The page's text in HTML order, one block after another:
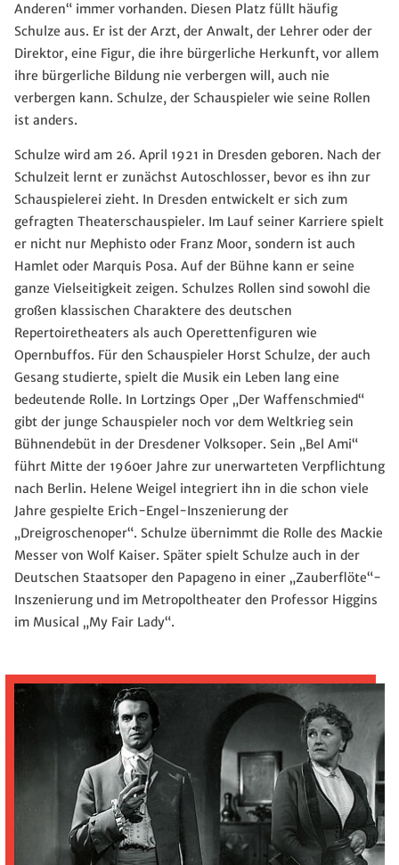
Anderen“ immer vorhanden. Diesen Platz füllt häufig
Schulze aus. Er ist der Arzt, der Anwalt, der Lehrer oder der
Direktor, eine Figur, die ihre bürgerliche Herkunft, vor allem
ihre bürgerliche Bildung nie verbergen will, auch nie
verbergen kann. Schulze, der Schauspieler wie seine Rollen
ist anders.
Schulze wird am 26. April 1921 in Dresden geboren. Nach der
Schulzeit lernt er zunächst Autoschlosser, bevor es ihn zur
Schauspielerei zieht. In Dresden entwickelt er sich zum
gefragten Theaterschauspieler. Im Lauf seiner Karriere spielt
er nicht nur Mephisto oder Franz Moor, sondern ist auch
Hamlet oder Marquis Posa. Auf der Bühne kann er seine
ganze Vielseitigkeit zeigen. Schulzes Rollen sind sowohl die
großen klassischen Charaktere des deutschen
Repertoiretheaters als auch Operettenfiguren wie
Opernbuffos. Für den Schauspieler Horst Schulze, der auch
Gesang studierte, spielt die Musik ein Leben lang eine
bedeutende Rolle. In Lortzings Oper „Der Waffenschmied“
gibt der junge Schauspieler noch vor dem Weltkrieg sein
Bühnendebüt in der Dresdener Volksoper. Sein „Bel Ami“
führt Mitte der 1960er Jahre zur unerwarteten Verpflichtung
nach Berlin. Helene Weigel integriert ihn in die schon viele
Jahre gespielte Erich-Engel-Inszenierung der
„Dreigroschenoper“. Schulze übernimmt die Rolle des Mackie
Messer von Wolf Kaiser. Später spielt Schulze auch in der
Deutschen Staatsoper den Papageno in einer „Zauberflöte“-
Inszenierung und im Metropoltheater den Professor Higgins
im Musical „My Fair Lady“.